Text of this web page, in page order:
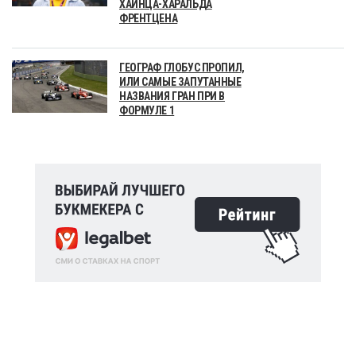
ХАЙНЦА-ХАРАЛЬДА
ФРЕНТЦЕНА
ГЕОГРАФ ГЛОБУС ПРОПИЛ,
ИЛИ САМЫЕ ЗАПУТАННЫЕ
НАЗВАНИЯ ГРАН ПРИ В
ФОРМУЛЕ 1